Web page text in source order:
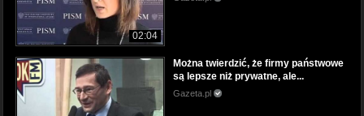
02:04
Można twierdzić, że firmy państwowe
są lepsze niż prywatne, ale...
Gazeta.pl